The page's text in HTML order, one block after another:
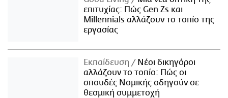
επιτυχίας: Πώς Gen Zs και
Millennials αλλάζουν το τοπίο της
εργασίας
Εκπαίδευση
Νέοι δικηγόροι
αλλάζουν το τοπίο: Πώς οι
σπουδές Νομικής οδηγούν σε
θεσμική συμμετοχή